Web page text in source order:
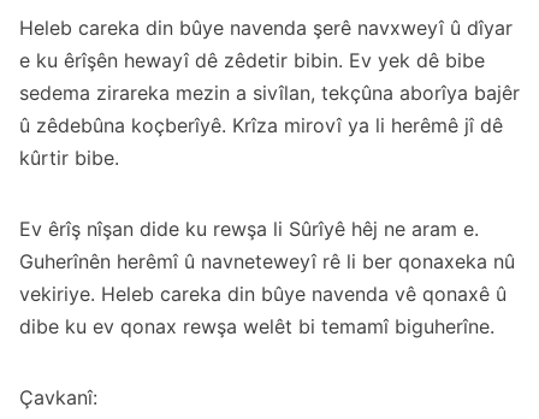
Heleb careka din bûye navenda şerê navxweyî û dîyar
e ku êrîşên hewayî dê zêdetir bibin. Ev yek dê bibe
sedema zirareka mezin a sivîlan, tekçûna aborîya bajêr
û zêdebûna koçberîyê. Krîza mirovî ya li herêmê jî dê
kûrtir bibe.
Ev êrîş nîşan dide ku rewşa li Sûrîyê hêj ne aram e.
Guherînên herêmî û navneteweyî rê li ber qonaxeka nû
vekiriye. Heleb careka din bûye navenda vê qonaxê û
dibe ku ev qonax rewşa welêt bi temamî biguherîne.
Çavkanî: